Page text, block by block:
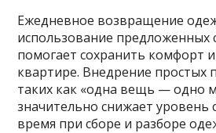
Ежедневное возвращение
использование предложенных
помогает сохранить комфорт и
квартире. Внедрение простых
таких как «одна вещь — одно
значительно снижает уровень
время при сборе и разборе